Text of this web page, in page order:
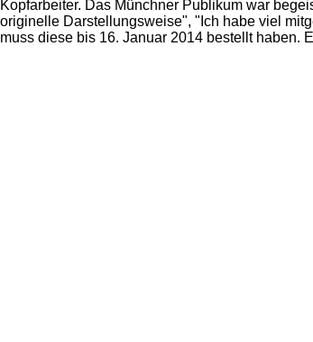
Kopfarbeiter. Das Münchner Publikum war
originelle Darstellungsweise", "Ich habe viel
muss diese bis 16. Januar 2014 bestellt haben.